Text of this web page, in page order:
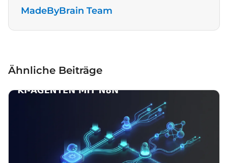
MadeByBrain Team
Ähnliche Beiträge